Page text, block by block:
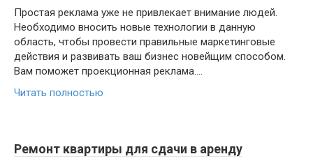
Простая реклама уже не привлекает внимание людей.
Необходимо вносить новые технологии в данную
область, чтобы провести правильные маркетинговые
действия и развивать ваш бизнес новейщим способом.
Вам поможет проекционная реклама….
Читать полностью
Ремонт квартиры для сдачи в аренду